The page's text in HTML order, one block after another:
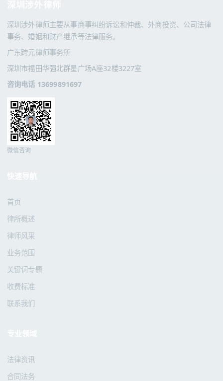
深圳涉外律师主要从事商事纠纷诉讼和仲裁、外商投资、公司法律
事务、婚姻和财产继承等法律服务。
广东跨元律师事务所
深圳市福田华强北群星广场A座32楼3227室
咨询电话 13699891697
微信咨询
首页
律所概述
律师风采
业务范围
关键词专题
收费标准
联系我们
法律资讯
合同法务